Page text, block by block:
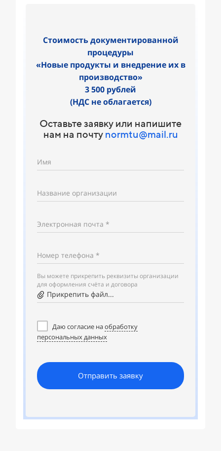
Стоимость документированной
процедуры
«Новые продукты и внедрение их в
производство»
3 500 рублей
(НДС не облагается)
Оставьте заявку или напишите
нам на почту normtu@mail.ru
Имя
Название организации
Электронная почта *
Номер телефона *
Вы можете прикрепить реквизиты организации
для оформления счёта и договора
Прикрепить файл...
Даю согласие наобработку
персональных данных
Отправить заявку